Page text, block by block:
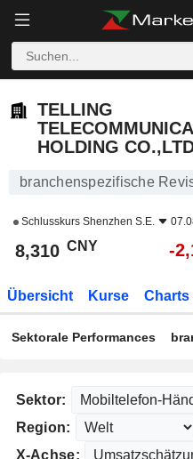
TELLING
HOLDING
branchenspezifische
Schlusskurs Shenzhen S.E.
8,310 CNY -
Übersicht Kurse Charts
Sektorale Performances
Sektor:
Region:
X-Achse: